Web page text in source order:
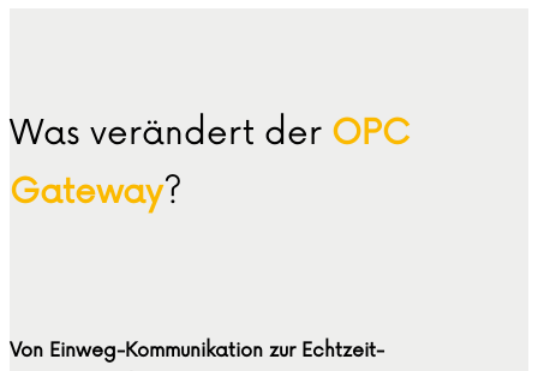
Was verändert der OPC
Gateway?
Von Einweg-Kommunikation zur Echtzeit-